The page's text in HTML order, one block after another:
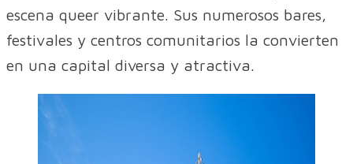
escena queer vibrante. Sus numerosos bares,
festivales y centros comunitarios la convierten
en una capital diversa y atractiva.